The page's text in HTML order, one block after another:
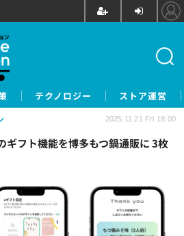
テクノロジー ストア運営
フト機能を博多もつ鍋通販に 3枚
2025.11.21 Fri 18:00